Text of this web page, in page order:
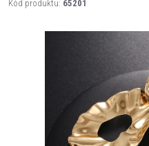
Kód produktu: 65201